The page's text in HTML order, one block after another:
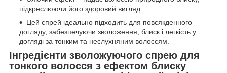
підкреслюючи його здоровий вигляд.
Цей спрей ідеально підходить для повсякденного
догляду, забезпечуючи зволоження, блиск і легкість у
догляді за тонким та неслухняним волоссям.
Інгредієнти зволожуючого спрею для
тонкого волосся з ефектом блиску